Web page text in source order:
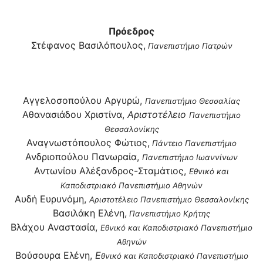
Πρόεδρος
Στέφανος Βασιλόπουλος, Πανεπιστήμιο Πατρών
Aγγελοσοπούλου Αργυρώ, Πανεπιστήμιο Θεσσαλίας
Aθανασιάδου Χριστίνα, Αριστοτέλειο Πανεπιστήμιο
Θεσσαλονίκης
Αναγνωστόπουλος Φώτιος, Πάντειο Πανεπιστήμιο
Ανδριοπούλου Πανωραία, Πανεπιστήμιο Ιωαννίνων
Αντωνίου Αλέξανδρος-Σταμάτιος, Εθνικό και
Καποδιστριακό Πανεπιστήμιο Αθηνών
Αυδή Ευρυνόμη, Αριστοτέλειο Πανεπιστήμιο Θεσσαλονίκης
Βασιλάκη Ελένη, Πανεπιστήμιο Κρήτης
Βλάχου Αναστασία, Εθνικό και Καποδιστριακό Πανεπιστήμιο
Αθηνών
Βούσουρα Ελένη, Εθνικό και Καποδιστριακό Πανεπιστήμιο